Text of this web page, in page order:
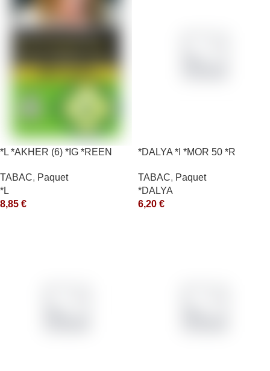
*L *AKHER (6) *IG *REEN
TABAC, Paquet
*L
8,85 €
*DALYA *I *MOR 50 *R
TABAC, Paquet
*DALYA
6,20 €